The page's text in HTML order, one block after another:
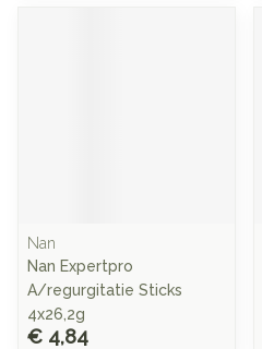
Nan
Nan Expertpro
A/regurgitatie Sticks
4x26,2g
€ 4,84